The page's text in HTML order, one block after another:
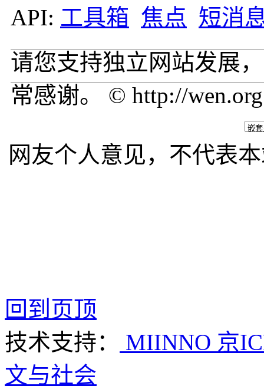
API: 工具箱 焦点 短消
请您支持独立网站发展
常感谢。 © http://
网友个人意见，不代表
回到页顶
技术支持：
MIINNO 京
文与社会